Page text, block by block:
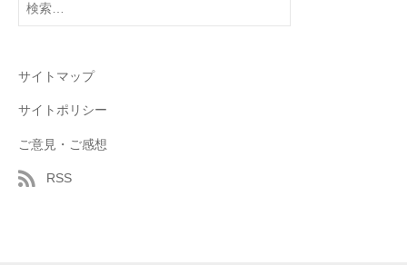
索:
サイトマップ
サイトポリシー
ご意見・ご感想
RSS